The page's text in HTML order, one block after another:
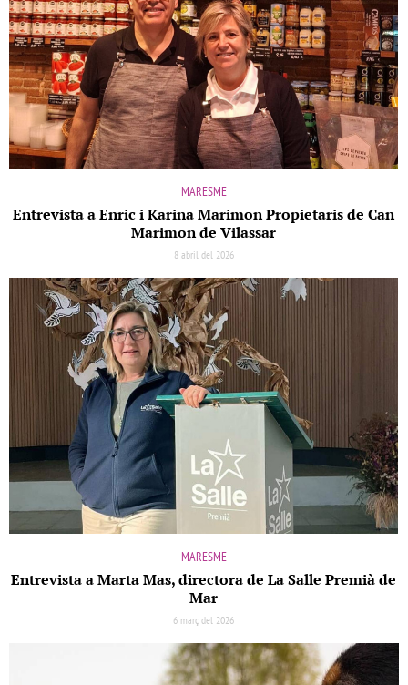
MARESME
Entrevista a Enric i Karina Marimon Propietaris de Can
Marimon de Vilassar
8 abril del 2026
MARESME
Entrevista a Marta Mas, directora de La Salle Premià de
Mar
6 març del 2026